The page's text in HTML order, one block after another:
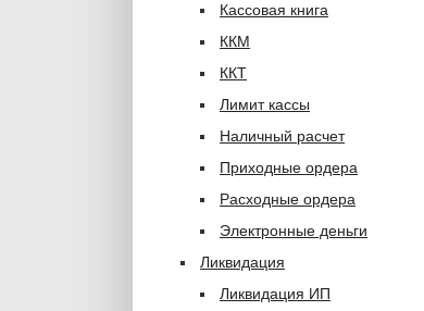
Кассовая книга
ККМ
ККТ
Лимит кассы
Наличный расчет
Приходные ордера
Расходные ордера
Электронные деньги
Ликвидация
Ликвидация ИП